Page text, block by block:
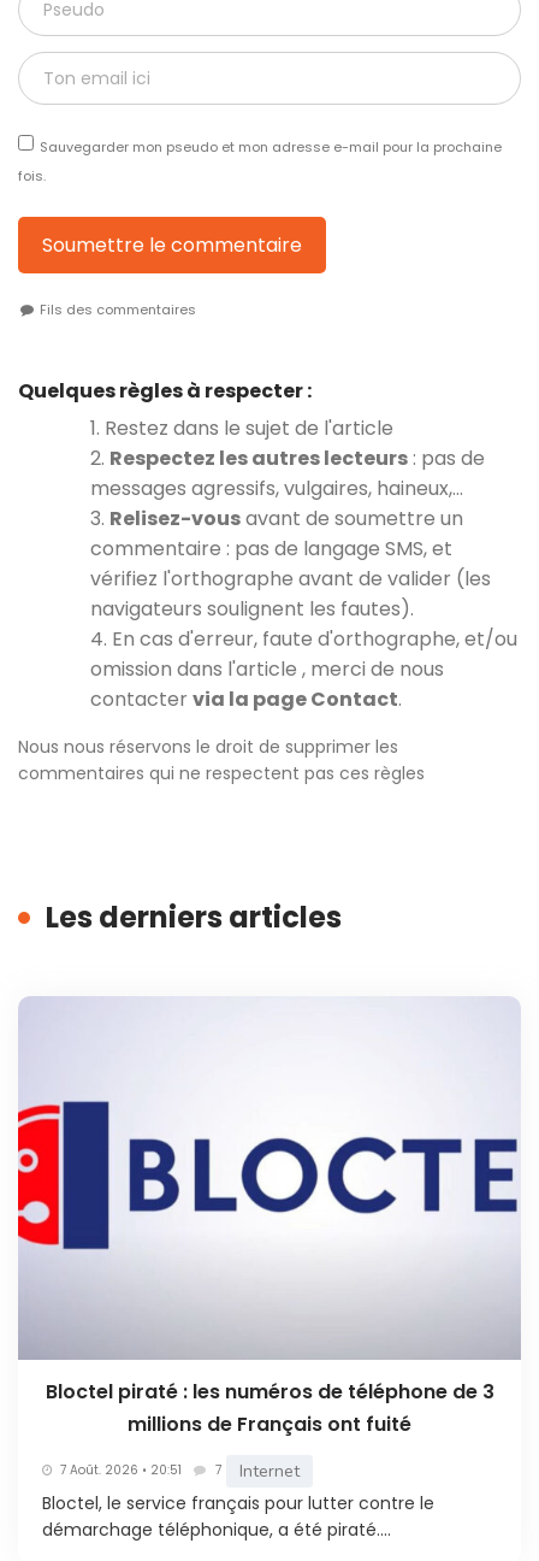
Sauvegarder mon pseudo et mon adresse e-mail pour la prochaine
fois.
Soumettre le commentaire
Fils des commentaires
Quelques règles à respecter :
1. Restez dans le sujet de l'article
2. Respectez les autres lecteurs : pas de
messages agressifs, vulgaires, haineux,…
3. Relisez-vousavant de soumettre un
commentaire : pas de langage SMS, et
vérifiez l'orthographe avant de valider (les
navigateurs soulignent les fautes).
4. En cas d'erreur, faute d'orthographe, et/ou
omission dans l'article , merci de nous
contacter via la page Contact.
Nous nous réservons le droit de supprimer les
commentaires qui ne respectent pas ces règles
Les derniers articles
Bloctel piraté : les numéros de téléphone de 3
millions de Français ont fuité
7 Août. 2026 • 20:51 7 Internet
Bloctel, le service français pour lutter contre le
démarchage téléphonique, a été piraté....